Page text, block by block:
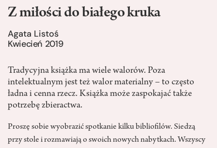
Z miłości do białego kruka
Agata Listoś
Kwiecień 2019
Tradycyjna książka ma wiele walorów. Poza
intelektualnym jest też walor materialny – to często
ładna i cenna rzecz. Książka może zaspokajać także
potrzebę zbieractwa.
Proszę sobie wyobrazić spotkanie kilku bibliofilów. Siedzą
przy stole i rozmawiają o swoich nowych nabytkach. Wszyscy